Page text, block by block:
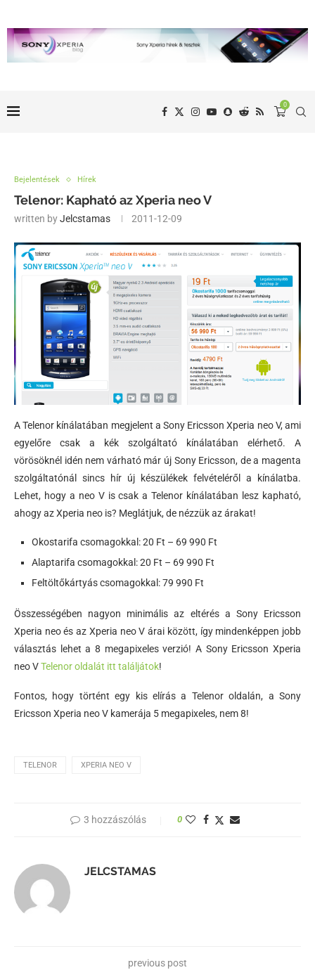
0
Bejelentések Hírek
Telenor: Kapható az Xperia neo V
written byJelcstamas 2011-12-09
A Telenor kínálatában megjelent a Sony Ericsson Xperia neo V, ami
egyelőre csak a kék szolgáltató kínálatában elérhető. A
vörösöknél idén nem várható már új Sony Ericsson, de a magenta
szolgáltatónál sincs hír új készülékek felvételéről a kínálatba.
Lehet, hogy a neo V is csak a Telenor kínálatában lesz kapható,
ahogy az Xperia neo is? Meglátjuk, de nézzük az árakat!
Okostarifa csomagokkal: 20 Ft – 69 990 Ft
Alaptarifa csomagokkal: 20 Ft – 69 990 Ft
Feltöltőkártyás csomagokkal: 79 990 Ft
Összességében nagyon minimális az eltérés a Sony Ericsson
Xperia neo és az Xperia neo V árai között, így mindenképpen jobb
választás lehet a 8 megapixeles verzió! A Sony Ericsson Xperia
neo VTelenor oldalát itt találjátok!
Fontos, hogy történt egy kis elírás a Telenor oldalán, a Sony
Ericsson Xperia neo V kamerája 5 megapixeles, nem 8!
TELENOR XPERIA NEO V
3 hozzászólás 0
JELCSTAMAS
previous post